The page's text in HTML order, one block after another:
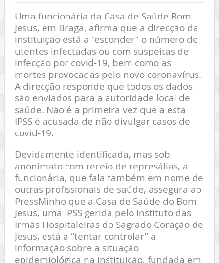
Uma funcionária da Casa de Saúde Bom
Jesus, em Braga, afirma que a direcção da
instituição está a “esconder” o número de
utentes infectadas ou com suspeitas de
infecção por covid-19, bem como as
mortes provocadas pelo novo coronavírus.
A direcção responde que todos os dados
são enviados para a autoridade local de
saúde. Não é a primeira vez que a esta
IPSS é acusada de não divulgar casos de
covid-19.
Devidamente identificada, mas sob
anonimato com receio de represálias, a
funcionária, que fala também em nome de
outras profissionais de saúde, assegura ao
PressMinho que a Casa de Saúde do Bom
Jesus, uma IPSS gerida pelo Instituto das
Irmãs Hospitaleiras do Sagrado Coração de
Jesus, está a “tentar controlar” a
informação sobre a situação
epidemiológica na instituição, fundada em